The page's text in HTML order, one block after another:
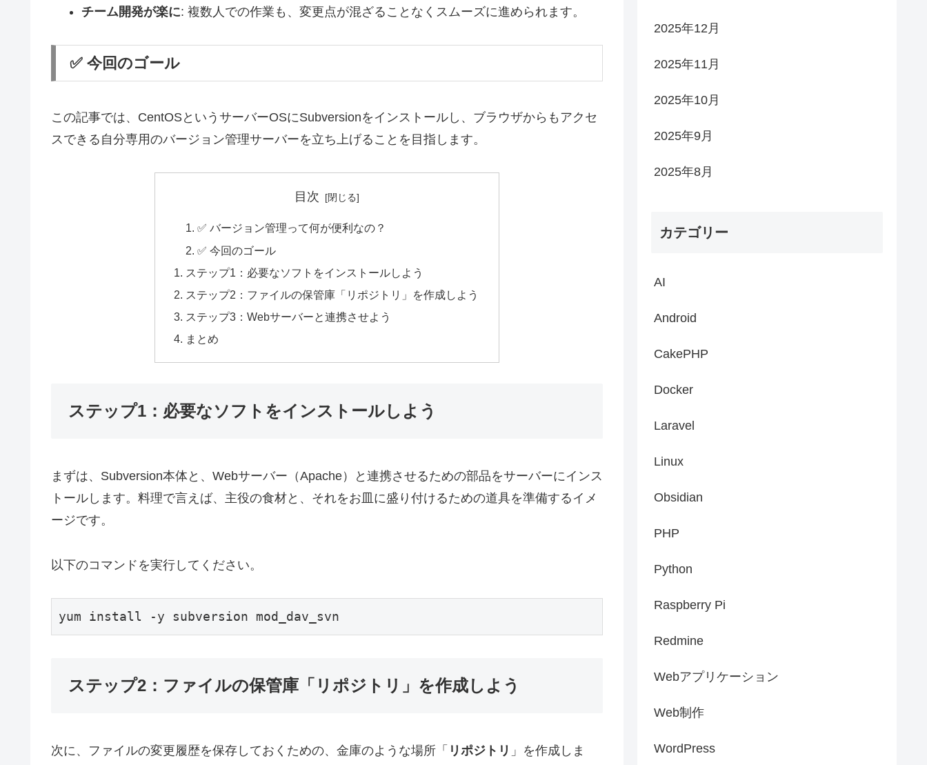
チーム開発が楽に: 複数人での作業も、変更点が混ざることなくスムーズに進められます。
✅ 今回のゴール
この記事では、CentOSというサーバーOSにSubversionをインストールし、ブラウザからもアクセ
スできる自分専用のバージョン管理サーバーを立ち上げることを目指します。
目次
✅ バージョン管理って何が便利なの？
✅ 今回のゴール
ステップ1：必要なソフトをインストールしよう
ステップ2：ファイルの保管庫「リポジトリ」を作成しよう
ステップ3：Webサーバーと連携させよう
まとめ
ステップ1：必要なソフトをインストールしよう
まずは、Subversion本体と、Webサーバー（Apache）と連携させるための部品をサーバーにインス
トールします。料理で言えば、主役の食材と、それをお皿に盛り付けるための道具を準備するイメ
ージです。
以下のコマンドを実行してください。
yum install -y subversion mod_dav_svn
ステップ2：ファイルの保管庫「リポジトリ」を作成しよう
次に、ファイルの変更履歴を保存しておくための、金庫のような場所「 リポジトリ 」を作成しま
2025年12月
2025年11月
2025年10月
2025年9月
2025年8月
カテゴリー
AI
Android
CakePHP
Docker
Laravel
Linux
Obsidian
PHP
Python
Raspberry Pi
Redmine
Webアプリケーション
Web制作
WordPress